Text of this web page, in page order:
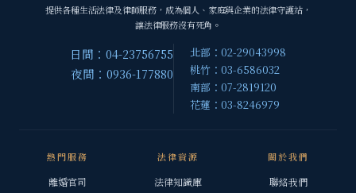
提供各種生活法律及律師服務，成為個人、家庭與企業的法律守護站，
讓法律服務沒有死角。
日間：04-23756755
夜間：0936-177880
北部：02-29043998
桃竹：03-6586032
南部：07-2819120
花蓮：03-8246979
熱門服務
離婚官司
法律資源
法律知識庫
關於我們
聯絡我們